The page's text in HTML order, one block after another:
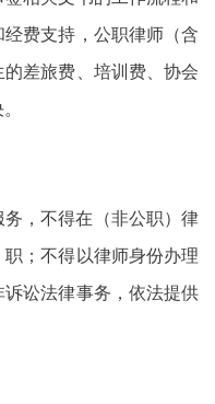
费支持，公职律师（含
差旅费、培训费、协会
，不得在（非公职）律
；不得以律师身份办理
讼法律事务，依法提供